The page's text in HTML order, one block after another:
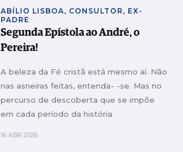
ABÍLIO LISBOA, CONSULTOR, EX-
PADRE
Segunda Epístola ao André, o
Pereira!
A beleza da Fé cristã está mesmo aí. Não
nas asneiras feitas, entenda- -se. Mas no
percurso de descoberta que se impõe
em cada período da história
16 ABR 2026